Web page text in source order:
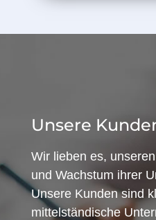
Unsere
Wir lieben es,
und Wachstum ihrer
Unsere Kunden sind
mittelständische